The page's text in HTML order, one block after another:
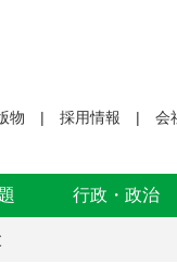
物 採用情報 会
行政・政治